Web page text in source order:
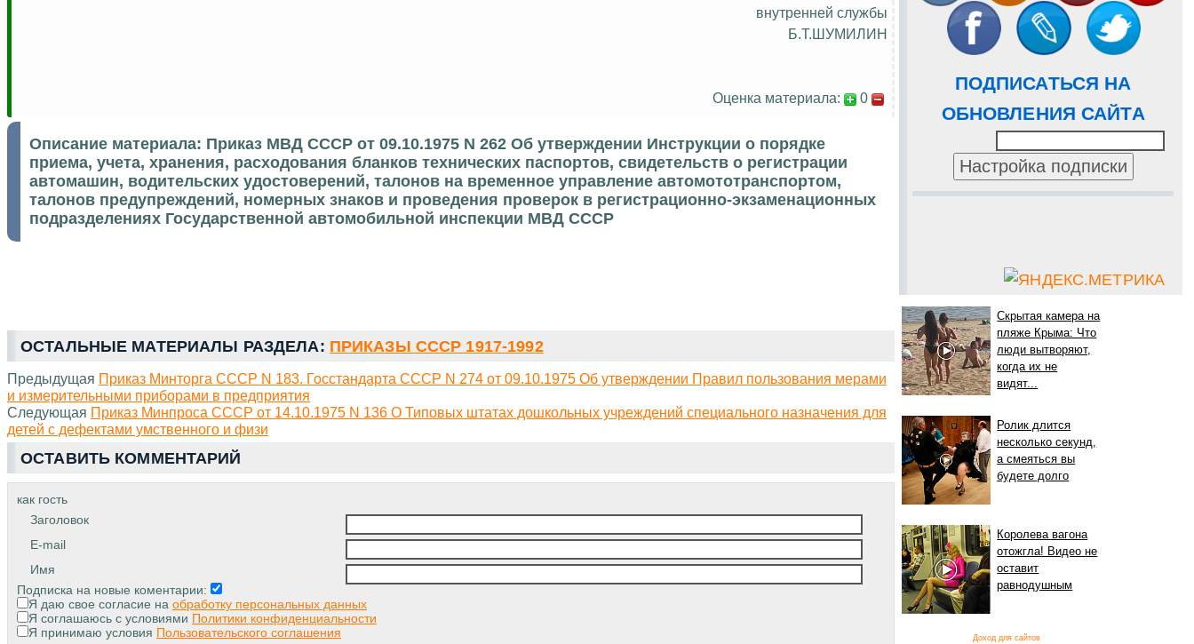
ПОДПИСАТЬСЯ НА
ОБНОВЛЕНИЯ САЙТА
Скрытая камера на
пляже Крыма: Что
люди вытворяют,
когда их не
видят...
Ролик длится
несколько секунд,
а смеяться вы
будете долго
Королева вагона
отожгла! Видео не
оставит
равнодушным
Доход для сайтов
внутренней службы
Б.Т.ШУМИЛИН
Оценка материала: 0
Описание материала: Приказ МВД СССР от 09.10.1975 N 262 Об утверждении Инструкции о порядке
приема, учета, хранения, расходования бланков технических паспортов, свидетельств о регистрации
автомашин, водительских удостоверений, талонов на временное управление автомототранспортом,
талонов предупреждений, номерных знаков и проведения проверок в регистрационно-экзаменационных
подразделениях Государственной автомобильной инспекции МВД СССР
ОСТАЛЬНЫЕ МАТЕРИАЛЫ РАЗДЕЛА: ПРИКАЗЫ СССР 1917-1992
Предыдущая Приказ Минторга СССР N 183. Госстандарта СССР N 274 от 09.10.1975 Об утверждении Правил пользования мерами
и измерительными приборами в предприятия
Следующая Приказ Минпроса СССР от 14.10.1975 N 136 О Типовых штатах дошкольных учреждений специального назначения для
детей с дефектами умственного и физи
ОСТАВИТЬ КОММЕНТАРИЙ
как гость
Заголовок
E-mail
Имя
Подписка на новые коментарии:
Я даю свое согласие на обработку персональных данных
Я соглашаюсь с условиями Политики конфиденциальности
Я принимаю условия Пользовательского соглашения